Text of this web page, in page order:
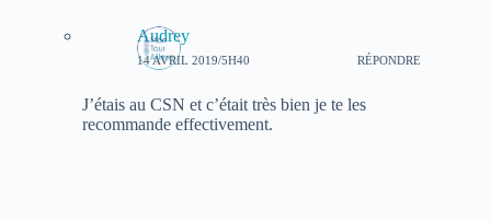
Audrey
14 AVRIL 2019/5H40 RÉPONDRE
J’étais au CSN et c’était très bien je te les
recommande effectivement.